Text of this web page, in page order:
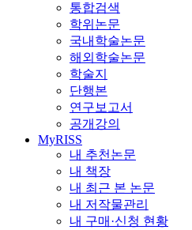
통합검색
학위논문
국내학술논문
해외학술논문
학술지
단행본
연구보고서
공개강의
MyRISS
내 추천논문
내 책장
내 최근 본 논문
내 저작물관리
내 구매·신청 현황